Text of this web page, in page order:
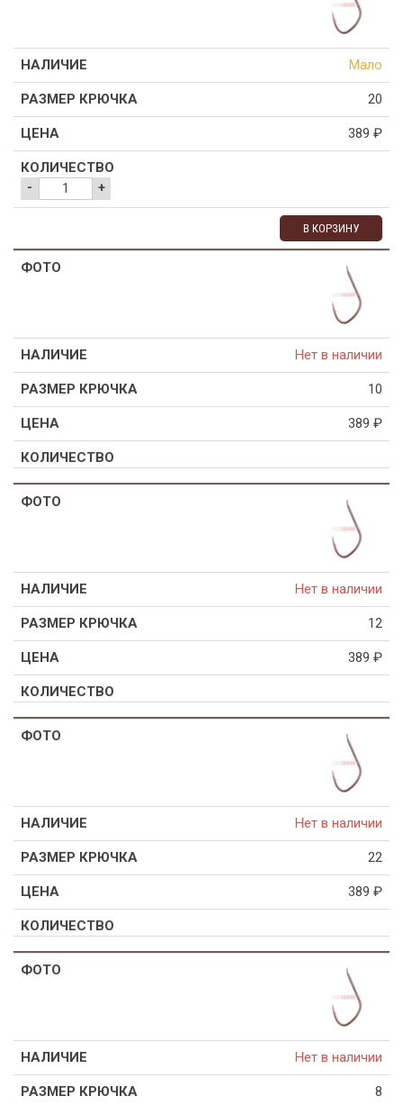
Мало
20
389 ₽
- +
В КОРЗИНУ
Нет в наличии
10
389 ₽
Нет в наличии
12
389 ₽
Нет в наличии
22
389 ₽
Нет в наличии
8